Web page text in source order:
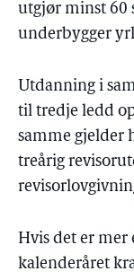
utgjør minst 60
underbygger
Utdanning i
til tredje ledd
samme gjelder
treårig
Hvis det er mer
kalenderåret